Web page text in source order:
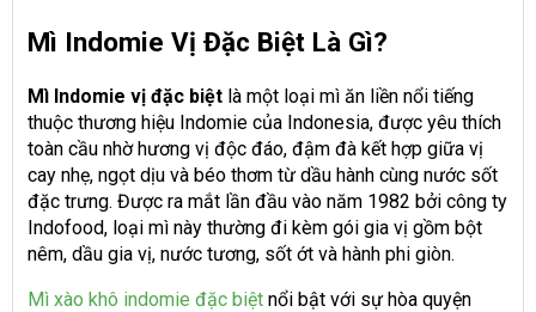
Mì Indomie Vị Đặc Biệt Là Gì?
Mì Indomie vị đặc biệt là một loại mì ăn liền nổi tiếng
thuộc thương hiệu Indomie của Indonesia, được yêu thích
toàn cầu nhờ hương vị độc đáo, đậm đà kết hợp giữa vị
cay nhẹ, ngọt dịu và béo thơm từ dầu hành cùng nước sốt
đặc trưng. Được ra mắt lần đầu vào năm 1982 bởi công ty
Indofood, loại mì này thường đi kèm gói gia vị gồm bột
nêm, dầu gia vị, nước tương, sốt ớt và hành phi giòn.
Mì xào khô indomie đặc biệt nổi bật với sự hòa quyện